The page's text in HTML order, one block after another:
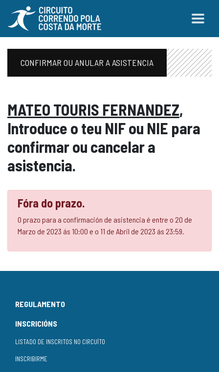
CONFIRMAR OU ANULAR A ASISTENCIA
MATEO TOURIS FERNANDEZ,
Introduce o teu NIF ou NIE para
confirmar ou cancelar a
asistencia.
Fóra do prazo.
O prazo para a confirmación de asistencia é entre o 20 de
Marzo de 2023 ás 10:00 e o 11 de Abril de 2023 ás 23:59.
REGULAMENTO
INSCRICIÓNS
LISTADO DE INSCRITOS NO CIRCUÍTO
INSCRIBIRME